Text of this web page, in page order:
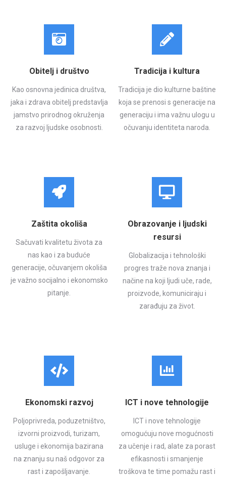
Obitelj i društvo
Kao osnovna jedinica društva,
jaka i zdrava obitelj predstavlja
jamstvo prirodnog okruženja
za razvoj ljudske osobnosti.
Tradicija i kultura
Tradicija je dio kulturne baštine
koja se prenosi s generacije na
generaciju i ima važnu ulogu u
očuvanju identiteta naroda.
Zaštita okoliša
Sačuvati kvalitetu života za
nas kao i za buduće
generacije, očuvanjem okoliša
je važno socijalno i ekonomsko
pitanje.
Obrazovanje i ljudski
resursi
Globalizacija i tehnološki
progres traže nova znanja i
načine na koji ljudi uče, rade,
proizvode, komuniciraju i
zarađuju za život.
Ekonomski razvoj
Poljoprivreda, poduzetništvo,
izvorni proizvodi, turizam,
usluge i ekonomija bazirana
na znanju su naš odgovor za
rast i zapošljavanje.
ICT i nove tehnologije
ICT i nove tehnologije
omogućuju nove mogućnosti
za učenje i rad, alate za porast
efikasnosti i smanjenje
troškova te time pomažu rast i